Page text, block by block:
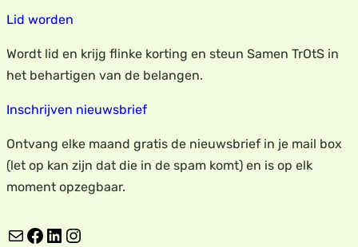
Lid worden
Wordt lid en krijg flinke korting en steun Samen TrOtS in
het behartigen van de belangen.
Inschrijven nieuwsbrief
Ontvang elke maand gratis de nieuwsbrief in je mail box
(let op kan zijn dat die in de spam komt) en is op elk
moment opzegbaar.
E-mail Facebook LinkedIn Instagram